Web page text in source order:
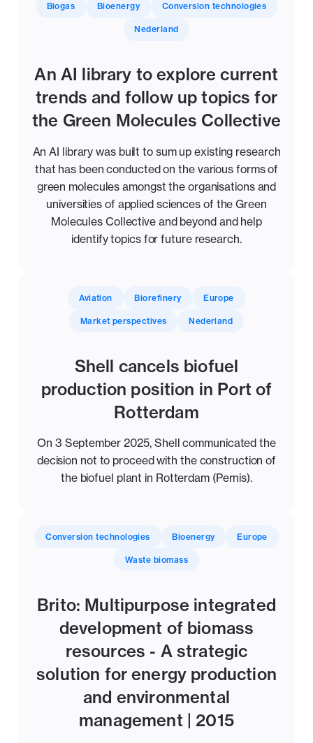
Biogas Bioenergy Conversion technologies
Nederland
An AI library to explore current
trends and follow up topics for
the Green Molecules Collective
An AI library was built to sum up existing research
that has been conducted on the various forms of
green molecules amongst the organisations and
universities of applied sciences of the Green
Molecules Collective and beyond and help
identify topics for future research.
Aviation Biorefinery Europe
Market perspectives Nederland
Shell cancels biofuel
production position in Port of
Rotterdam
On 3 September 2025, Shell communicated the
decision not to proceed with the construction of
the biofuel plant in Rotterdam (Pernis).
Conversion technologies Bioenergy Europe
Waste biomass
Brito: Multipurpose integrated
development of biomass
resources - A strategic
solution for energy production
and environmental
management | 2015